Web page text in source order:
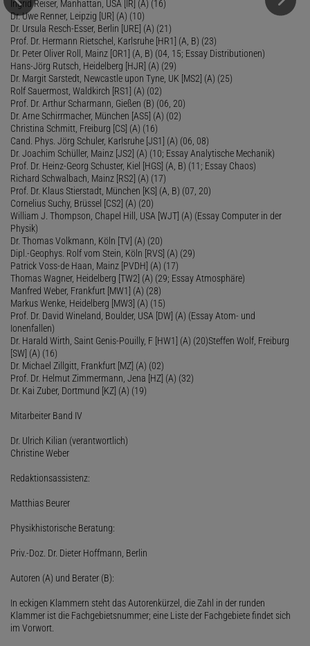
Ingrid Reiser, Manhattan, USA [IR] (A) (16)
Dr. Uwe Renner, Leipzig [UR] (A) (10)
Dr. Ursula Resch-Esser, Berlin [URE] (A) (21)
Prof. Dr. Hermann Rietschel, Karlsruhe [HR1] (A, B) (23)
Dr. Peter Oliver Roll, Mainz [OR1] (A, B) (04, 15; Essay Distributionen)
Hans-Jörg Rutsch, Heidelberg [HJR] (A) (29)
Dr. Margit Sarstedt, Newcastle upon Tyne, UK [MS2] (A) (25)
Rolf Sauermost, Waldkirch [RS1] (A) (02)
Prof. Dr. Arthur Scharmann, Gießen (B) (06, 20)
Dr. Arne Schirrmacher, München [AS5] (A) (02)
Christina Schmitt, Freiburg [CS] (A) (16)
Cand. Phys. Jörg Schuler, Karlsruhe [JS1] (A) (06, 08)
Dr. Joachim Schüller, Mainz [JS2] (A) (10; Essay Analytische Mechanik)
Prof. Dr. Heinz-Georg Schuster, Kiel [HGS] (A, B) (11; Essay Chaos)
Richard Schwalbach, Mainz [RS2] (A) (17)
Prof. Dr. Klaus Stierstadt, München [KS] (A, B) (07, 20)
Cornelius Suchy, Brüssel [CS2] (A) (20)
William J. Thompson, Chapel Hill, USA [WJT] (A) (Essay Computer in der
Physik)
Dr. Thomas Volkmann, Köln [TV] (A) (20)
Dipl.-Geophys. Rolf vom Stein, Köln [RVS] (A) (29)
Patrick Voss-de Haan, Mainz [PVDH] (A) (17)
Thomas Wagner, Heidelberg [TW2] (A) (29; Essay Atmosphäre)
Manfred Weber, Frankfurt [MW1] (A) (28)
Markus Wenke, Heidelberg [MW3] (A) (15)
Prof. Dr. David Wineland, Boulder, USA [DW] (A) (Essay Atom- und
Ionenfallen)
Dr. Harald Wirth, Saint Genis-Pouilly, F [HW1] (A) (20)Steffen Wolf, Freiburg
[SW] (A) (16)
Dr. Michael Zillgitt, Frankfurt [MZ] (A) (02)
Prof. Dr. Helmut Zimmermann, Jena [HZ] (A) (32)
Dr. Kai Zuber, Dortmund [KZ] (A) (19)
Mitarbeiter Band IV
Dr. Ulrich Kilian (verantwortlich)
Christine Weber
Redaktionsassistenz:
Matthias Beurer
Physikhistorische Beratung:
Priv.-Doz. Dr. Dieter Hoffmann, Berlin
Autoren (A) und Berater (B):
In eckigen Klammern steht das Autorenkürzel, die Zahl in der runden
Klammer ist die Fachgebietsnummer; eine Liste der Fachgebiete findet sich
im Vorwort.